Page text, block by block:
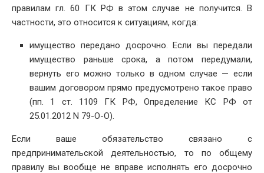
правилам гл. 60 ГК РФ в этом случае не получится. В
частности, это относится к ситуациям, когда:
имущество передано досрочно. Если вы передали
имущество раньше срока, а потом передумали,
вернуть его можно только в одном случае — если
вашим договором прямо предусмотрено такое право
(пп. 1 ст. 1109 ГК РФ, Определение КС РФ от
25.01.2012 N 79-О-О).
Если ваше обязательство связано с
предпринимательской деятельностью, то по общему
правилу вы вообще не вправе исполнять его досрочно